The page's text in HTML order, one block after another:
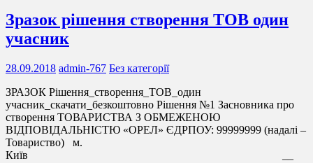
Зразок рішення створення ТОВ один
учасник
28.09.2018 admin-767 Без категорії
ЗРАЗОК Рішення_створення_ТОВ_один
учасник_скачати_безкоштовно Рішення №1 Засновника про
створення ТОВАРИСТВА З ОБМЕЖЕНОЮ
ВІДПОВІДАЛЬНІСТЮ «ОРЕЛ» ЄДРПОУ: 99999999 (надалі –
Товариство) м.
Київ __